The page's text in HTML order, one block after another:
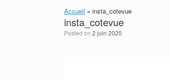
Accueil » insta_cotevue
insta_cotevue
Posted on 2 juin 2020